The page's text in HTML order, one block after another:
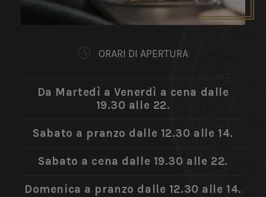
ORARI DI APERTURA
Da Martedì a Venerdì a cena dalle
19.30 alle 22.
Sabato a pranzo dalle 12.30 alle 14.
Sabato a cena dalle 19.30 alle 22.
Domenica a pranzo dalle 12.30 alle 14.